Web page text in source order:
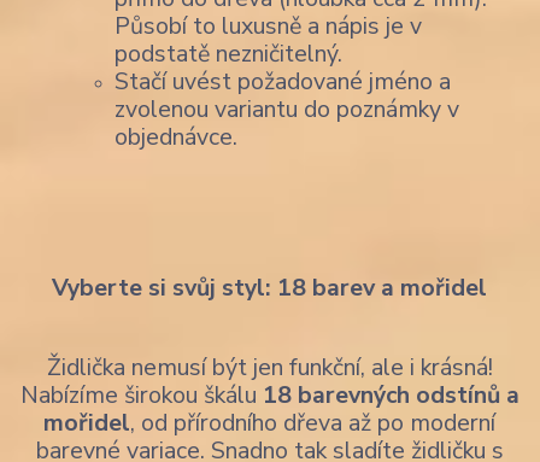
Působí to luxusně a nápis je v
podstatě nezničitelný.
Stačí uvést požadované jméno a
zvolenou variantu do poznámky v
objednávce.
Vyberte si svůj styl: 18 barev a mořidel
Židlička nemusí být jen funkční, ale i krásná!
Nabízíme širokou škálu 18 barevných odstínů a
mořidel, od přírodního dřeva až po moderní
barevné variace. Snadno tak sladíte židličku s